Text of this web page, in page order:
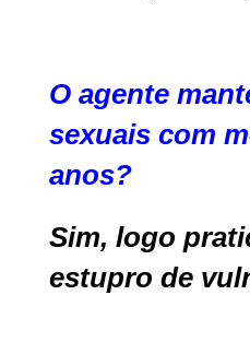
O agente
sexuais com
anos?
Sim, logo
estupro de